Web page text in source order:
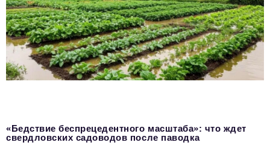
«Бедствие беспрецедентного масштаба»: что ждет
свердловских садоводов после паводка